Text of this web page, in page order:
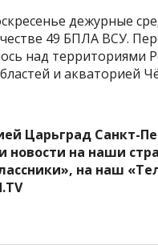
дежурные
49 БПЛА ВСУ.
над территориями
и акваторией
Царьград Санкт-
новости на наши
на наш